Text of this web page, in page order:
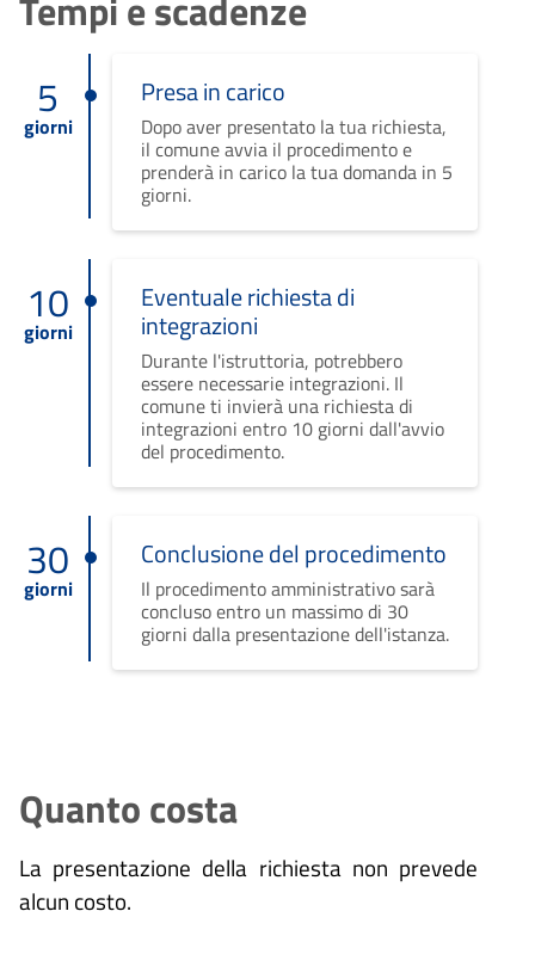
5
giorni
Presa in carico
Dopo aver presentato la tua richiesta,
il comune avvia il procedimento e
prenderà in carico la tua domanda in 5
giorni.
10
giorni
Eventuale richiesta di
integrazioni
Durante l'istruttoria, potrebbero
essere necessarie integrazioni. Il
comune ti invierà una richiesta di
integrazioni entro 10 giorni dall'avvio
del procedimento.
30
giorni
Conclusione del procedimento
Il procedimento amministrativo sarà
concluso entro un massimo di 30
giorni dalla presentazione dell'istanza.
Quanto costa
La presentazione della richiesta non prevede
alcun costo.